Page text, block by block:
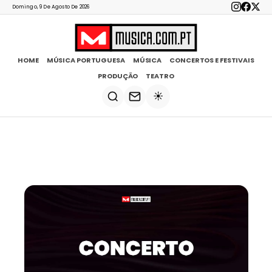
Domingo, 9 De Agosto De 2026
HOME MÚSICA PORTUGUESA MÚSICA
CONCERTOS E FESTIVAIS
PRODUÇÃO
TEATRO
☀️